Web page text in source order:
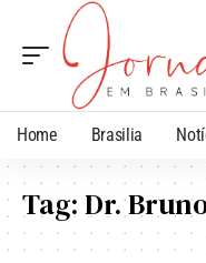
Home Brasilia
Tag:Dr.